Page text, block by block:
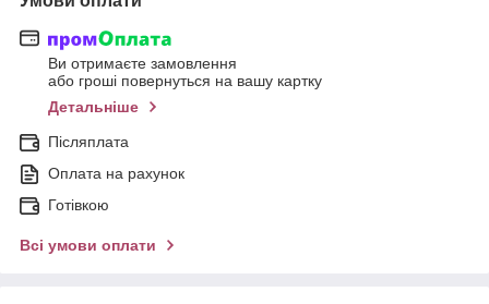
Ви отримаєте замовлення
або гроші повернуться на вашу картку
Детальніше
Післяплата
Оплата на рахунок
Готівкою
Всі умови оплати